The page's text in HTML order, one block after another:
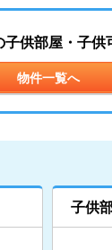
子供部屋・子供
物件一覧へ
子供